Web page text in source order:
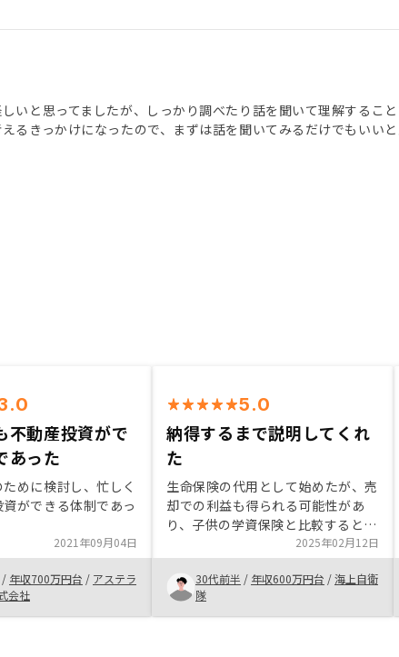
いと思ってましたが、しっかり調べたり話を聞いて理解するこ
るきっかけになったので、まずは話を聞いてみるだけでもいい
不動産投資がで
あった
めに検討し、忙しく
ができる体制であっ
2021年09月04日
/ 年収700万円台 / アステラ
会社
5.0
納得するまで説明してくれ
た
生命保険の代用として始めたが、売
却での利益も得られる可能性があ
り、子供の学資保険と比較すると年
利が高く予想されたのでそういう使
い道もあるなと思った。セールスの
信頼性が高く、アプリで全て管理さ
れておりとても使いやすい。家賃の
支払いや管理費の支払いもリノシー
2025年02月12日
30代前半 / 年収600万円台 /海上自衛
隊